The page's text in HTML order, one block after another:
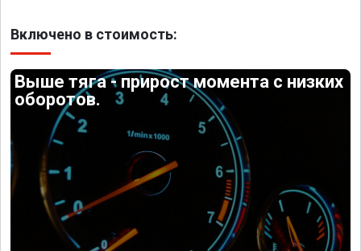
Включено в стоимость:
Выше тяга - прирост момента с низких
оборотов.